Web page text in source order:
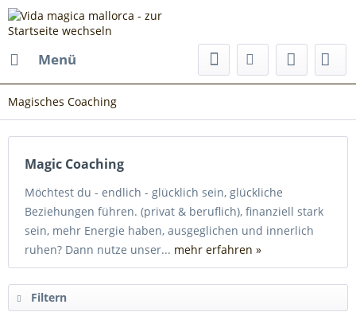
Menü
Magisches Coaching
Magic Coaching
Möchtest du - endlich - glücklich sein, glückliche
Beziehungen führen. (privat & beruflich), finanziell stark
sein, mehr Energie haben, ausgeglichen und innerlich
ruhen? Dann nutze unser... mehr erfahren »
Filtern